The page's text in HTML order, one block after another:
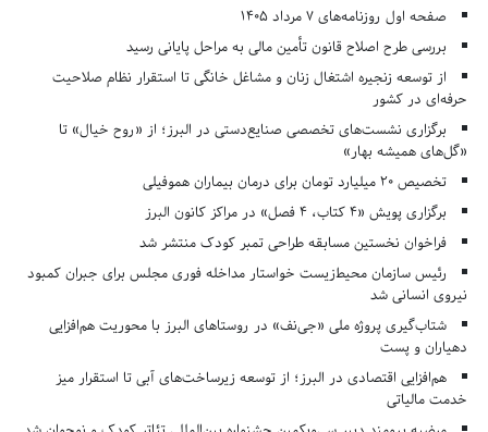
صفحه اول روزنامه‌های 7 مرداد 1405
بررسی طرح اصلاح قانون تأمین مالی به مراحل پایانی رسید
از توسعه زنجیره اشتغال زنان و مشاغل خانگی تا استقرار نظام صلاحیت
حرفه‌ای در کشور
برگزاری نشست‌های تخصصی صنایع‌دستی در البرز؛ از «روح خیال» تا
«گل‌های همیشه بهار»
تخصیص ۲۰ میلیارد تومان برای درمان بیماران هموفیلی
برگزاری پویش «۴ کتاب، ۴ فصل» در مراکز کانون البرز
فراخوان نخستین مسابقه طراحی تمبر کودک منتشر شد
رئیس سازمان محیط‌زیست خواستار مداخله فوری مجلس برای جبران کمبود
نیروی انسانی شد
شتاب‌گیری پروژه ملی «جی‌نف» در روستاهای البرز با محوریت هم‌افزایی
دهیاران و پست
هم‌افزایی اقتصادی در البرز؛ از توسعه زیرساخت‌های آبی تا استقرار میز
خدمت مالیاتی